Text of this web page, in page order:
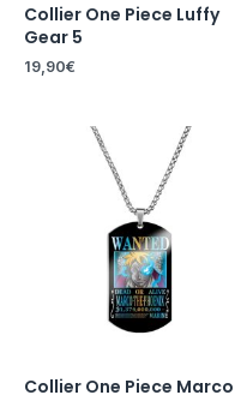
Collier One Piece Luffy
Gear 5
19,90€
Collier One Piece Marco